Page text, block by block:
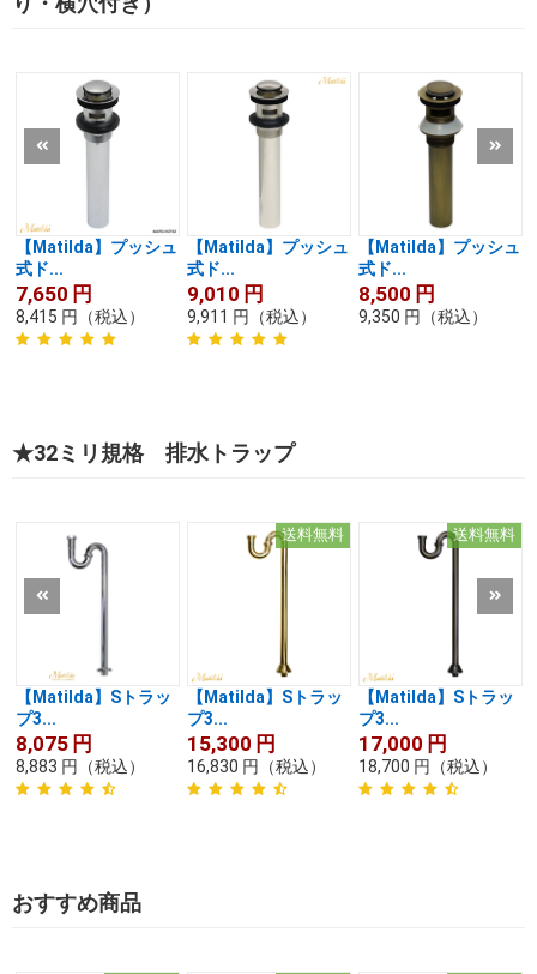
【Matilda】プッシュ
式ド...
7,650 円
8,415 円 （税込）
【Matilda】プッシュ
式ド...
9,010 円
9,911 円 （税込）
【Matilda】プッシュ
式ド...
8,500 円
9,350 円 （税込）
★32ミリ規格 排水トラップ
【Matilda】Sトラッ
プ3...
8,075 円
8,883 円 （税込）
送料無料
【Matilda】Sトラッ
プ3...
15,300 円
16,830 円 （税込）
送料無料
【Matilda】Sトラッ
プ3...
17,000 円
18,700 円 （税込）
おすすめ商品